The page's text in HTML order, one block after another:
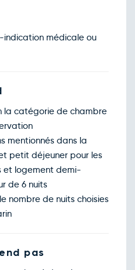
indication médicale ou
la catégorie de chambre
mentionnés dans la
petit déjeuner pour les
et logement demi-
de 6 nuits
nombre de nuits choisies
pas